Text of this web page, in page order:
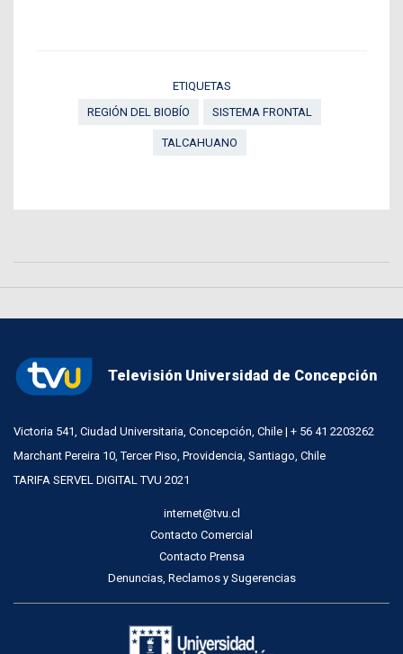
ETIQUETAS
REGIÓN DEL BIOBÍO
SISTEMA FRONTAL
TALCAHUANO
Televisión Universidad de Concepción
Victoria 541, Ciudad Universitaria, Concepción, Chile | + 56 41 2203262
Marchant Pereira 10, Tercer Piso, Providencia, Santiago, Chile
TARIFA SERVEL DIGITAL TVU 2021
internet@tvu.cl
Contacto Comercial
Contacto Prensa
Denuncias, Reclamos y Sugerencias